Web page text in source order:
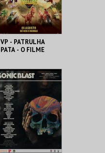
COMPRAR
VP - PATRULHA
PATA - O FILME
CINEMAS CINEMAX
PENAFIEL
MAIS INFO
COMPRAR